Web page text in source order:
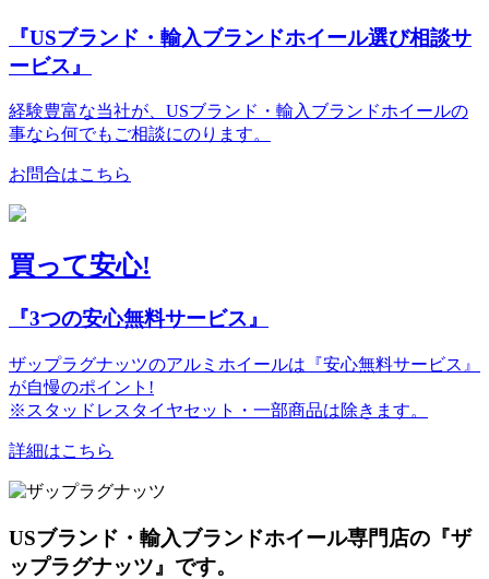
『USブランド・輸入ブランドホイール選び相談サ
ービス』
経験豊富な当社が、USブランド・輸入ブランドホイールの
事なら何でもご相談にのります。
お問合はこちら
買って安心!
『3つの安心無料サービス』
ザップラグナッツのアルミホイールは『安心無料サービス』
が自慢のポイント!
※スタッドレスタイヤセット・一部商品は除きます。
詳細はこちら
USブランド・輸入ブランドホイール専門店の『ザ
ップラグナッツ』です。